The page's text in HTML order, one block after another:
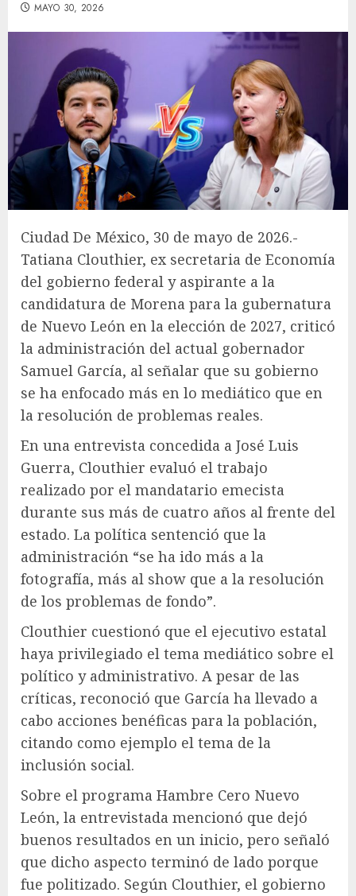
MAYO 30, 2026
Ciudad De México, 30 de mayo de 2026.-
Tatiana Clouthier, ex secretaria de Economía
del gobierno federal y aspirante a la
candidatura de Morena para la gubernatura
de Nuevo León en la elección de 2027, criticó
la administración del actual gobernador
Samuel García, al señalar que su gobierno
se ha enfocado más en lo mediático que en
la resolución de problemas reales.
En una entrevista concedida a José Luis
Guerra, Clouthier evaluó el trabajo
realizado por el mandatario emecista
durante sus más de cuatro años al frente del
estado. La política sentenció que la
administración “se ha ido más a la
fotografía, más al show que a la resolución
de los problemas de fondo”.
Clouthier cuestionó que el ejecutivo estatal
haya privilegiado el tema mediático sobre el
político y administrativo. A pesar de las
críticas, reconoció que García ha llevado a
cabo acciones benéficas para la población,
citando como ejemplo el tema de la
inclusión social.
Sobre el programa Hambre Cero Nuevo
León, la entrevistada mencionó que dejó
buenos resultados en un inicio, pero señaló
que dicho aspecto terminó de lado porque
fue politizado. Según Clouthier, el gobierno